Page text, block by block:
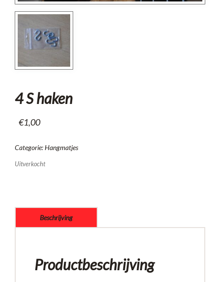
4 S haken
€1,00
Categorie:Hangmatjes
Uitverkocht
Beschrijving
Productbeschrijving